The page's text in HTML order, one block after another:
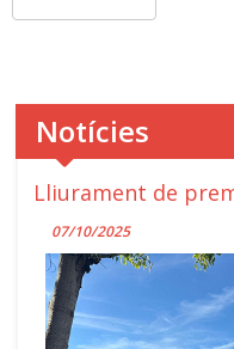
Notícies
Lliurament de
07/10/2025